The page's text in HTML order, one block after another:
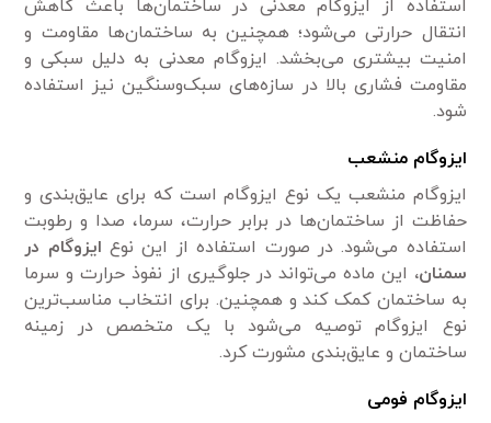
استفاده از ایزوگام معدنی در ساختمان‌ها باعث کاهش
انتقال حرارتی می‌شود؛ همچنین به ساختمان‌ها مقاومت و
امنیت بیشتری می‌بخشد. ایزوگام معدنی به دلیل سبکی و
مقاومت فشاری بالا در سازه‌های سبک‌وسنگین نیز استفاده
شود.
ایزوگام منشعب
ایزوگام منشعب یک نوع ایزوگام است که برای عایق‌بندی و
حفاظت از ساختمان‌ها در برابر حرارت، سرما، صدا و رطوبت
استفاده می‌شود. در صورت استفاده از این نوعایزوگام در
سمنان، این ماده می‌تواند در جلوگیری از نفوذ حرارت و سرما
به ساختمان کمک کند و همچنین. برای انتخاب مناسب‌ترین
نوع ایزوگام توصیه می‌شود با یک متخصص در زمینه
ساختمان و عایق‌بندی مشورت کرد.
ایزوگام فومی